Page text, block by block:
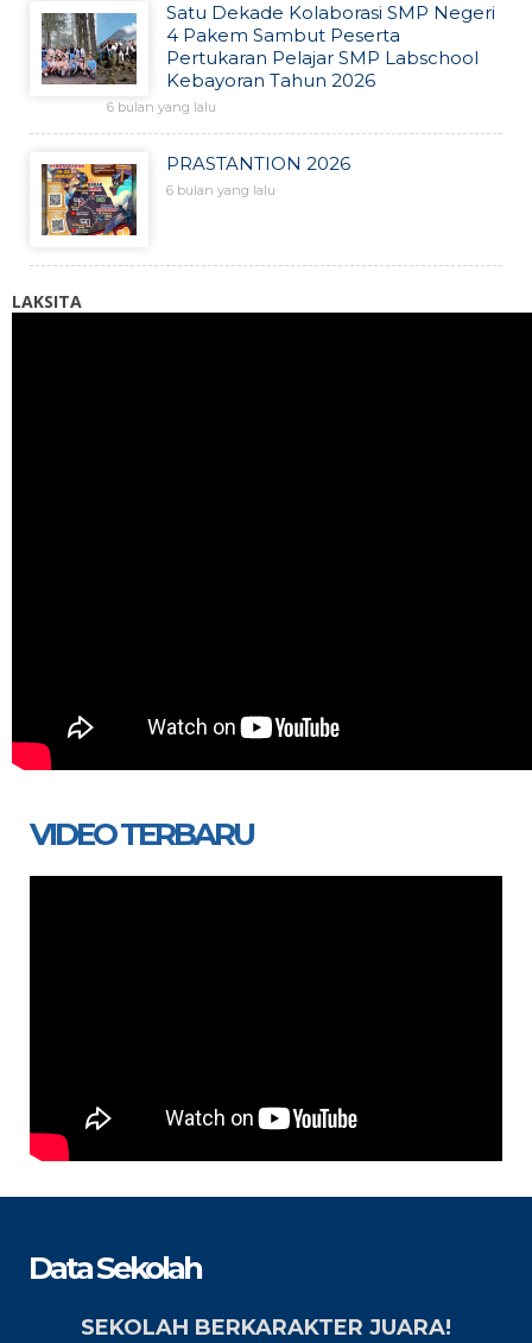
Satu Dekade Kolaborasi SMP Negeri
4 Pakem Sambut Peserta
Pertukaran Pelajar SMP Labschool
Kebayoran Tahun 2026
6 bulan yang lalu
PRASTANTION 2026
6 bulan yang lalu
LAKSITA
VIDEO TERBARU
Data Sekolah
SEKOLAH BERKARAKTER JUARA!